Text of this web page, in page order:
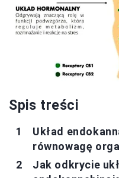
Spis treści
Układ
równowagę
Jak odkrycie